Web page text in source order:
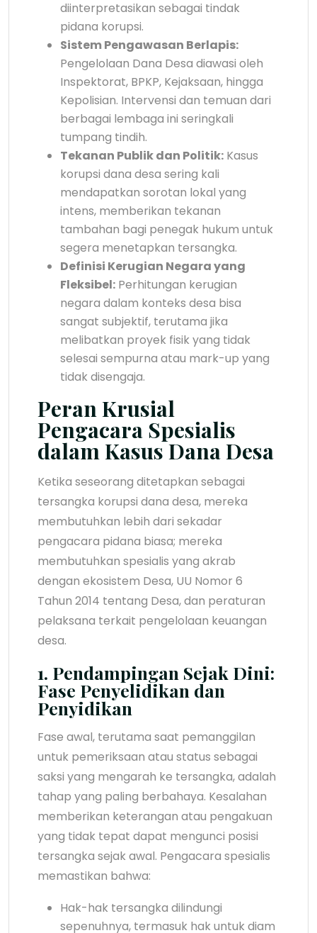
diinterpretasikan sebagai tindak
pidana korupsi.
Sistem Pengawasan Berlapis:
Pengelolaan Dana Desa diawasi oleh
Inspektorat, BPKP, Kejaksaan, hingga
Kepolisian. Intervensi dan temuan dari
berbagai lembaga ini seringkali
tumpang tindih.
Tekanan Publik dan Politik: Kasus
korupsi dana desa sering kali
mendapatkan sorotan lokal yang
intens, memberikan tekanan
tambahan bagi penegak hukum untuk
segera menetapkan tersangka.
Definisi Kerugian Negara yang
Fleksibel: Perhitungan kerugian
negara dalam konteks desa bisa
sangat subjektif, terutama jika
melibatkan proyek fisik yang tidak
selesai sempurna atau mark-up yang
tidak disengaja.
Peran Krusial
Pengacara Spesialis
dalam Kasus Dana Desa
Ketika seseorang ditetapkan sebagai
tersangka korupsi dana desa, mereka
membutuhkan lebih dari sekadar
pengacara pidana biasa; mereka
membutuhkan spesialis yang akrab
dengan ekosistem Desa, UU Nomor 6
Tahun 2014 tentang Desa, dan peraturan
pelaksana terkait pengelolaan keuangan
desa.
1. Pendampingan Sejak Dini:
Fase Penyelidikan dan
Penyidikan
Fase awal, terutama saat pemanggilan
untuk pemeriksaan atau status sebagai
saksi yang mengarah ke tersangka, adalah
tahap yang paling berbahaya. Kesalahan
memberikan keterangan atau pengakuan
yang tidak tepat dapat mengunci posisi
tersangka sejak awal. Pengacara spesialis
memastikan bahwa:
Hak-hak tersangka dilindungi
sepenuhnya, termasuk hak untuk diam